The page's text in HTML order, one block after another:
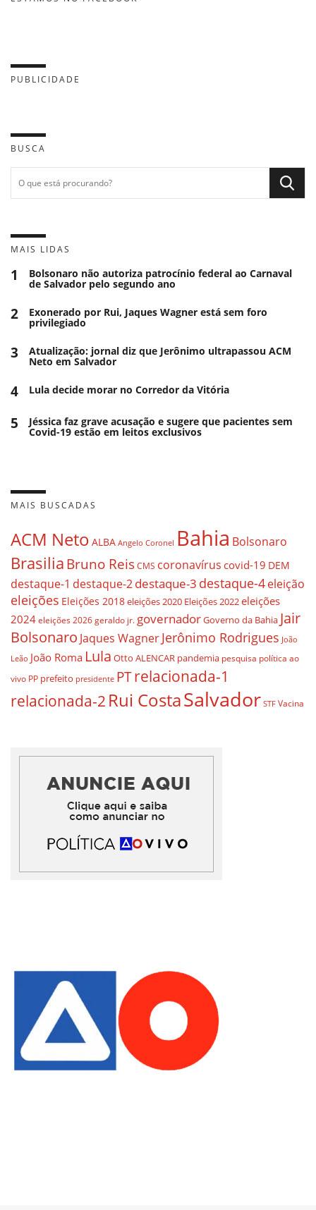
PUBLICIDADE
BUSCA
MAIS LIDAS
1 Bolsonaro não autoriza patrocínio federal ao Carnaval
de Salvador pelo segundo ano
2 Exonerado por Rui, Jaques Wagner está sem foro
privilegiado
3 Atualização: jornal diz que Jerônimo ultrapassou ACM
Neto em Salvador
4 Lula decide morar no Corredor da Vitória
5 Jéssica faz grave acusação e sugere que pacientes sem
Covid-19 estão em leitos exclusivos
MAIS BUSCADAS
ACM Neto ALBA Angelo Coronel Bahia Bolsonaro
BrasiliaBruno ReisCMS coronavírus covid-19 DEM
destaque-1 destaque-2destaque-3 destaque-4eleição
eleições Eleições 2018eleições 2020 Eleições 2022eleições
2024 eleições 2026 geraldo jr. governadorGoverno da Bahia Jair
Bolsonaro Jaques WagnerJerônimo Rodrigues João
Leão João Roma Lula Otto ALENCAR pandemia pesquisa política ao
vivo PP prefeito presidente PTrelacionada-1
relacionada-2 Rui CostaSalvador STF Vacina